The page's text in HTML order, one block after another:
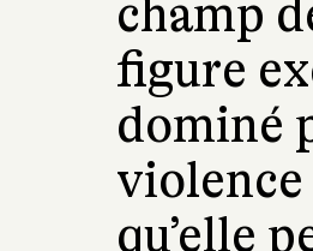
champ
figure
dominé
qu’elle